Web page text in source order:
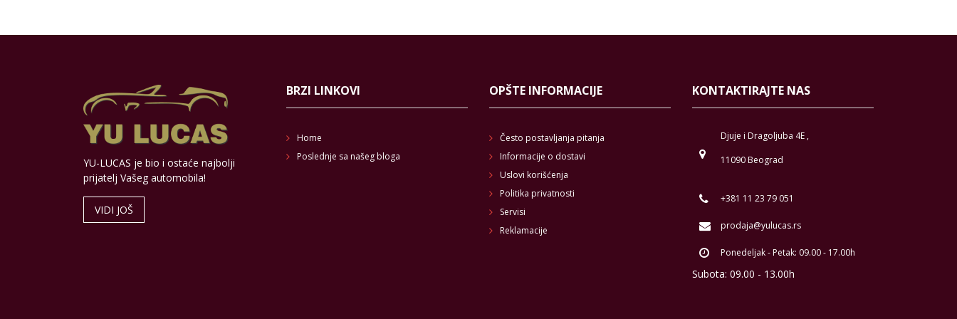
YU-LUCAS je bio i ostaće najbolji
prijatelj Vašeg automobila!
VIDI JOŠ
BRZI LINKOVI
Home
Poslednje sa našeg bloga
OPŠTE INFORMACIJE
Često postavljanja pitanja
Informacije o dostavi
Uslovi korišćenja
Politika privatnosti
Servisi
Reklamacije
KONTAKTIRAJTE NAS
Djuje i Dragoljuba 4E ,
11090 Beograd
+381 11 23 79 051
prodaja@yulucas.rs
Ponedeljak - Petak: 09.00 - 17.00h
Subota: 09.00 - 13.00h